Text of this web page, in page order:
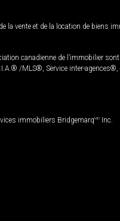
la vente et de la location de biens
canadienne de l’immobilier
/MLS®, Service inter-
immobiliers BridgemarqMD Inc.